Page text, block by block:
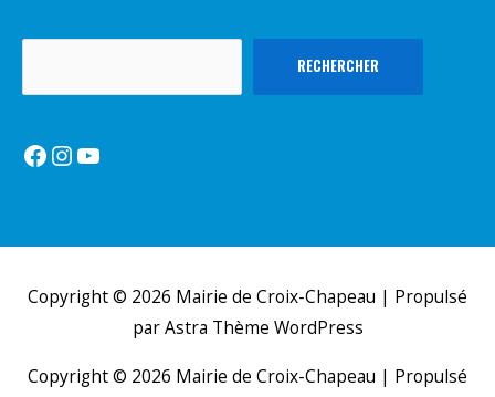
RECHERCHER
Facebook
Instagram
YouTube
Copyright © 2026 Mairie de Croix-Chapeau | Propulsé
parAstra Thème WordPress
Copyright © 2026 Mairie de Croix-Chapeau | Propulsé